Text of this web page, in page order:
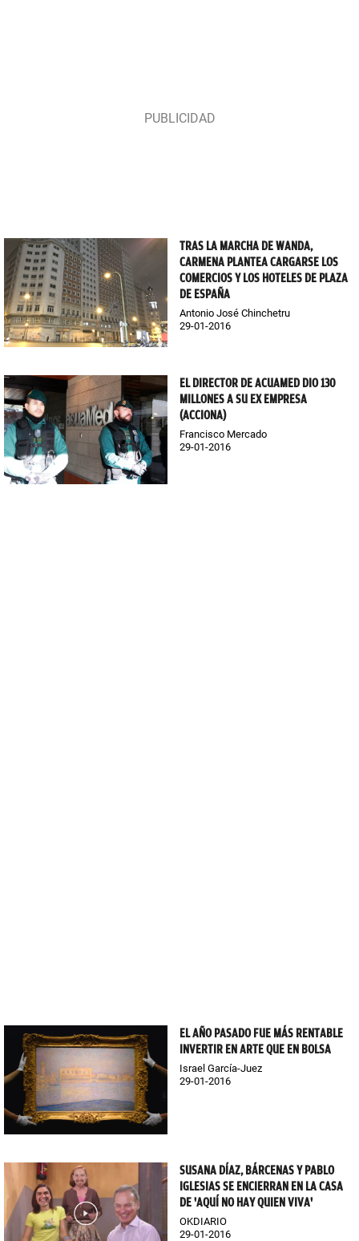
TRAS LA MARCHA DE WANDA,
CARMENA PLANTEA CARGARSE LOS
COMERCIOS Y LOS HOTELES DE PLAZA
DE ESPAÑA
Antonio José Chinchetru
29-01-2016
EL DIRECTOR DE ACUAMED DIO 130
MILLONES A SU EX EMPRESA
(ACCIONA)
Francisco Mercado
29-01-2016
EL AÑO PASADO FUE MÁS RENTABLE
INVERTIR EN ARTE QUE EN BOLSA
Israel García-Juez
29-01-2016
SUSANA DÍAZ, BÁRCENAS Y PABLO
IGLESIAS SE ENCIERRAN EN LA CASA
DE 'AQUÍ NO HAY QUIEN VIVA'
OKDIARIO
29-01-2016